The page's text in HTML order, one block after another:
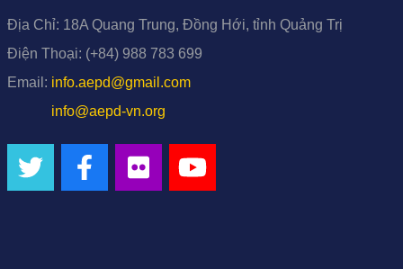
Địa Chỉ: 18A Quang Trung, Đồng Hới, tỉnh Quảng Trị
Điện Thoại: (+84) 988 783 699
Email: info.aepd@gmail.com
info@aepd-vn.org